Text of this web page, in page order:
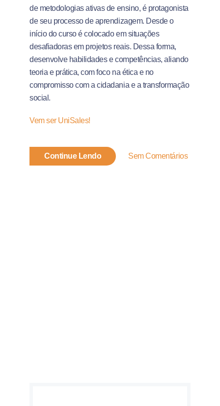
de metodologias ativas de ensino, é protagonista
de seu processo de aprendizagem. Desde o
início do curso é colocado em situações
desafiadoras em projetos reais. Dessa forma,
desenvolve habilidades e competências, aliando
teoria e prática, com foco na ética e no
compromisso com a cidadania e a transformação
social.
Vem ser UniSales!
Continue Lendo Sem Comentários